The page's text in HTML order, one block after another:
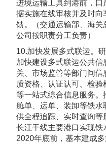
进境运输工具到港前，
据实施在线审核并及时向
馈。（交通运输部、海关
公司按职责分工负责）
10.加快发展多式联运。
加快建设多式联运公共
关、市场监管等部门间
质资格、认证认可、检
等一站式综合信息服务。
舱单、运单、装卸等铁
供全程追踪、实时查询等
长江干线主要港口实现铁
2020年底前，基本建成